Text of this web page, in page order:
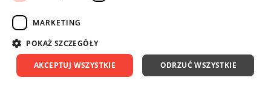
MILWAUKEE
MXF DH2528H-602 - Młot wyburzeniowy w
MARKETING
POKAŻ SZCZEGÓŁY
AKCEPTUJ WSZYSTKIE ODRZUĆ WSZYSTKIE